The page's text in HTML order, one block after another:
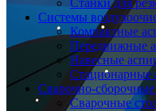
Станки для
Системы
Компактные
Передвижные
Навесные
Стационарные
Сварочно-сборочные
Сварочные